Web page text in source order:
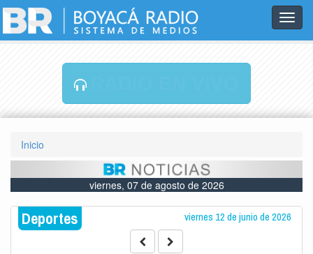
Inicio
viernes, 07 de agosto de 2026
Deportes viernes 12 de junio de 2026